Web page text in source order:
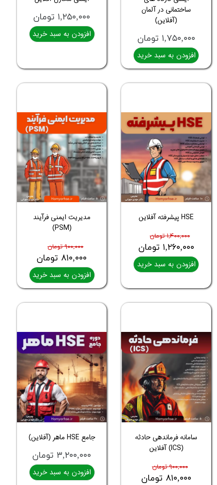
ساختمانی در آلمان
(آفلاین)
۱,۷۵۰,۰۰۰ تومان
افزودن به سبد خرید
۱,۲۵۰,۰۰۰ تومان
افزودن به سبد خرید
HSE پیشرفته آفلاین
۱,۴۰۰,۰۰۰ تومان
۱,۲۶۰,۰۰۰ تومان
افزودن به سبد خرید
مدیریت ایمنی فرآیند
(PSM)
۹۰۰,۰۰۰ تومان
۸۱۰,۰۰۰ تومان
افزودن به سبد خرید
سامانه فرماندهی حادثه
(ICS) آفلاین
۹۰۰,۰۰۰ تومان
۸۱۰,۰۰۰ تومان
جامع HSE ماهر (آفلاین)
۳,۲۰۰,۰۰۰ تومان
افزودن به سبد خرید